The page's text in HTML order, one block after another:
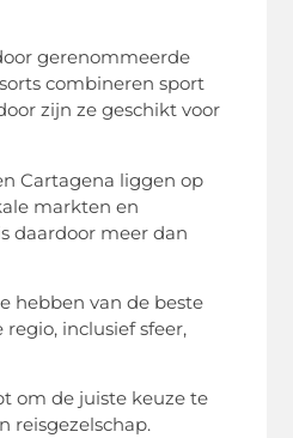
gerenommeerde
combineren sport
zijn ze geschikt voor
Cartagena liggen op
markten en
daardoor meer dan
hebben van de beste
inclusief sfeer,
om de juiste keuze te
reisgezelschap.